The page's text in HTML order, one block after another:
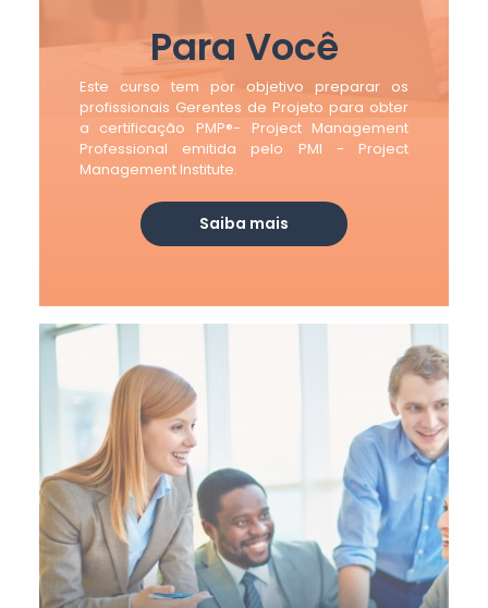
Para Você
Este curso tem por objetivo preparar os
profissionais Gerentes de Projeto para obter
a certificação PMP®- Project Management
Professional emitida pelo PMI - Project
Management Institute.
Saiba mais